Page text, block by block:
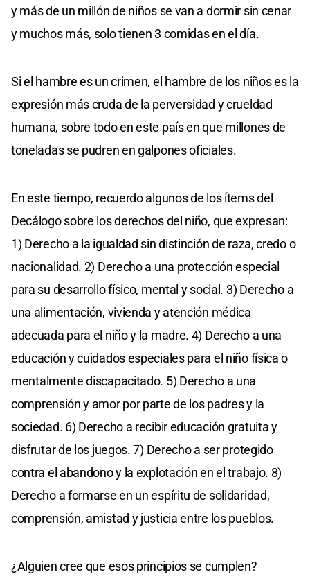
y más de un millón de niños se van a dormir sin cenar
y muchos más, solo tienen 3 comidas en el día.
Si el hambre es un crimen, el hambre de los niños es la
expresión más cruda de la perversidad y crueldad
humana, sobre todo en este país en que millones de
toneladas se pudren en galpones oficiales.
En este tiempo, recuerdo algunos de los ítems del
Decálogo sobre los derechos del niño, que expresan:
1) Derecho a la igualdad sin distinción de raza, credo o
nacionalidad. 2) Derecho a una protección especial
para su desarrollo físico, mental y social. 3) Derecho a
una alimentación, vivienda y atención médica
adecuada para el niño y la madre. 4) Derecho a una
educación y cuidados especiales para el niño física o
mentalmente discapacitado. 5) Derecho a una
comprensión y amor por parte de los padres y la
sociedad. 6) Derecho a recibir educación gratuita y
disfrutar de los juegos. 7) Derecho a ser protegido
contra el abandono y la explotación en el trabajo. 8)
Derecho a formarse en un espíritu de solidaridad,
comprensión, amistad y justicia entre los pueblos.
¿Alguien cree que esos principios se cumplen?